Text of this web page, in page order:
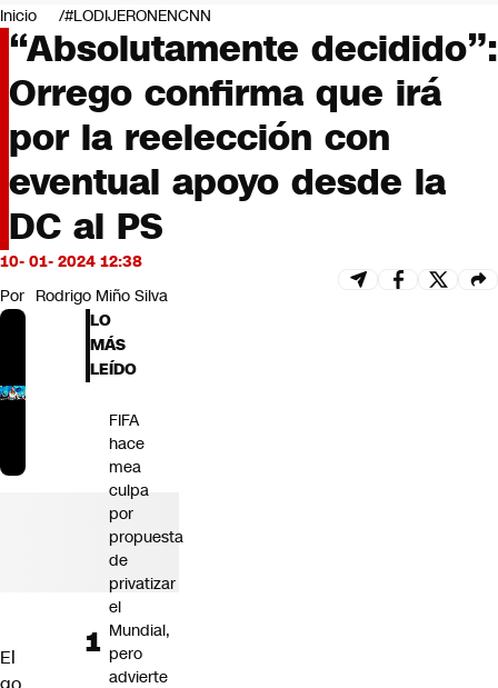
Negocios
Deportes
Programas completos
Cultura
Servicios
Bits
CNN tiempo
Futuro 360
Opinión
Inicio #LODIJERONENCNN
“Absolutamente decidido”:
Orrego confirma que irá
por la reelección con
eventual apoyo desde la
DC al PS
10- 01- 2024 12:38
Por Rodrigo Miño Silva
El
LO
MÁS
LEÍDO
FIFA
hace
mea
culpa
por
propuesta
de
privatizar
el
Mundial,
pero
advierte